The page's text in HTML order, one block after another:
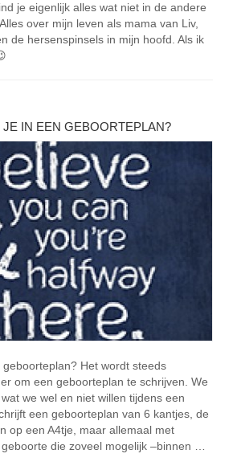
je eigenlijk alles wat niet in de andere
over mijn leven als mama van Liv,
de hersenspinsels in mijn hoofd. Als ik
JE IN EEN GEBOORTEPLAN?
Het wordt steeds
om een geboorteplan te schrijven. We
we wel en niet willen tijdens een
een geboorteplan van 6 kantjes, de
op een A4tje, maar allemaal met
die zoveel mogelijk –binnen …